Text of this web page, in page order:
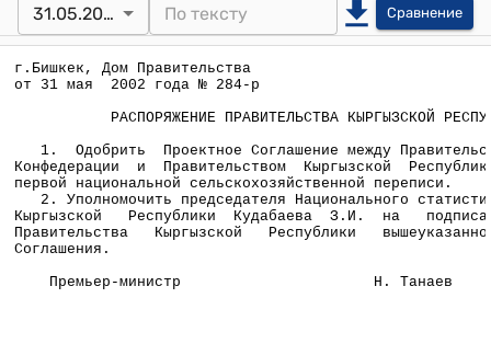
31.05.2002 Сравнение